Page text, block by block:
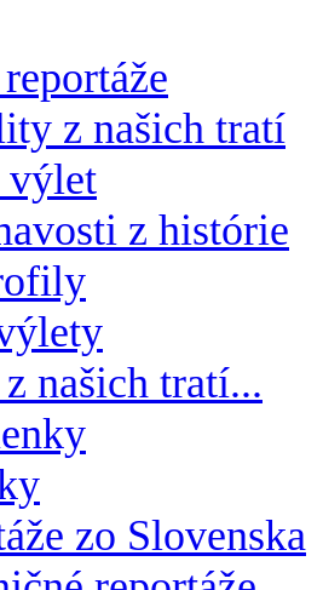
z našich tratí
výlet
z histórie
našich tratí...
zo Slovenska